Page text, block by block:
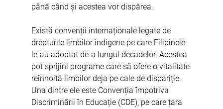
până când și acestea vor dispărea.
Există convenții internaționale legate de
drepturile limbilor indigene pe care Filipinele
le-au adoptat de-a lungul decadelor. Acestea
pot sprijini programe care să ofere o vitalitate
reînnoită limbilor deja pe cale de dispariție.
Una dintre ele este Convenția împotriva
Discriminării în Educație (CDE), pe care țara